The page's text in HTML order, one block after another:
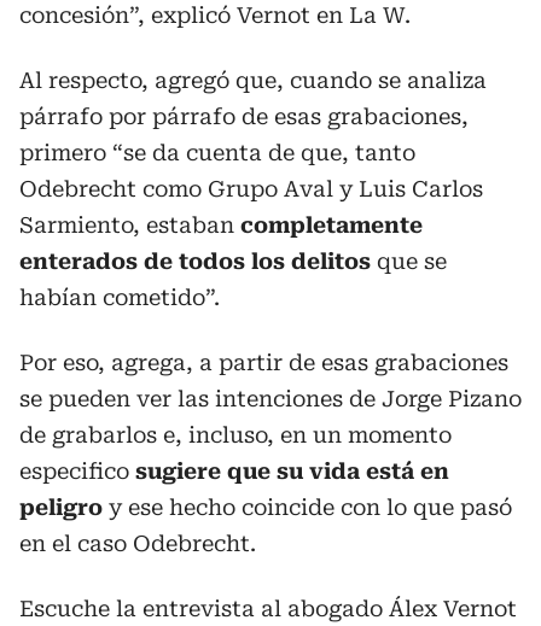
concesión”, explicó Vernot en La W.
Al respecto, agregó que, cuando se analiza
párrafo por párrafo de esas grabaciones,
primero “se da cuenta de que, tanto
Odebrecht como Grupo Aval y Luis Carlos
Sarmiento, estaban completamente
enterados de todos los delitos que se
habían cometido”.
Por eso, agrega, a partir de esas grabaciones
se pueden ver las intenciones de Jorge Pizano
de grabarlos e, incluso, en un momento
especifico sugiere que su vida está en
peligro y ese hecho coincide con lo que pasó
en el caso Odebrecht.
Escuche la entrevista al abogado Álex Vernot